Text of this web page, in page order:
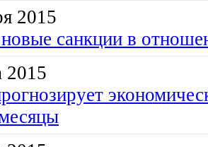
2015
санкции в
2015